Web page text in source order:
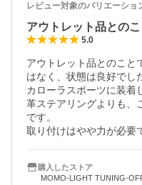
レビュー対象のバリエーショ
アウトレット品との
5.0
アウトレット品とのこと
はなく、状態は良好でし
カローラスポーツに装着
革ステアリングよりも、
です。
取り付けはやや力が必要
購入したストア
MOMO-LIGHT TUNING-